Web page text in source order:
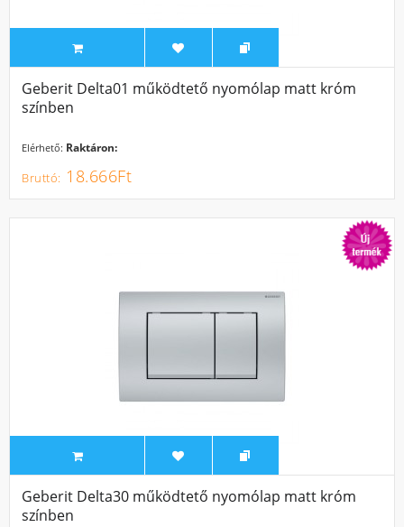
Geberit Delta01 működtető nyomólap matt króm
színben
Elérhető: Raktáron:
18.666Ft
Geberit Delta30 működtető nyomólap matt króm
színben